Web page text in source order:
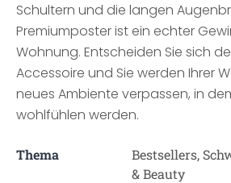
Schultern und die langen
Premiumposter ist ein echter
Wohnung. Entscheiden Sie sich
Accessoire und Sie werden Ihrer
neues Ambiente verpassen, in
wohlfühlen werden.
Thema
Bestsellers,
& Beauty